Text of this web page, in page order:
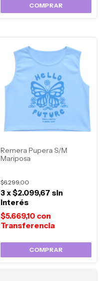
COMPRAR
Remera Pupera S/M
Mariposa
$6.299,00
$5.669,10 con
3x$2.099,67 sin
interés
COMPRAR